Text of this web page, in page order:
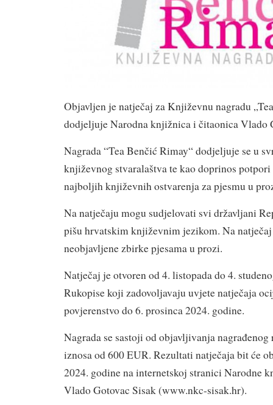
Objavljen je natječaj za Književnu nagradu
dodjeljuje Narodna knjižnica i čitaonica Vlado
Nagrada “Tea Benčić Rimay“ dodjeljuje se u
književnog stvaralaštva te kao doprinos
najboljih književnih ostvarenja za pjesmu u
Na natječaju mogu sudjelovati svi državljani
pišu hrvatskim književnim jezikom. Na
neobjavljene zbirke pjesama u prozi.
Natječaj je otvoren od 4. listopada do 4.
Rukopise koji zadovoljavaju uvjete natječaja
povjerenstvo do 6. prosinca 2024. godine.
Nagrada se sastoji od objavljivanja nagrađenog
iznosa od 600 EUR. Rezultati natječaja bit će
2024. godine na internetskoj stranici Narodne
Vlado Gotovac Sisak (www.nkc-sisak.hr).